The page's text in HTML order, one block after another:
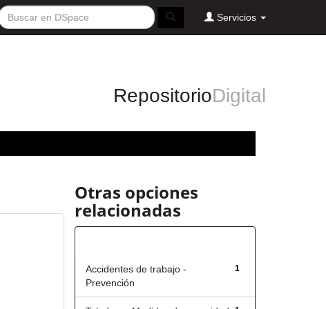
Servicios
RepositorioDigital
Otras opciones
relacionadas
1
Accidentes de trabajo -
Prevención